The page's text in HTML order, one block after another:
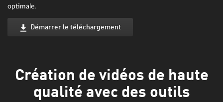
optimale.
Démarrer le téléchargement
Création de vidéos de haute
qualité avec des outils